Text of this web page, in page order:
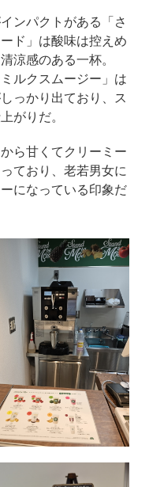
ンパクトがある「さ
ド」は酸味は控えめ
涼感のある一杯。
ルクスムージー」は
っかり出ており、ス
がりだ。
ら甘くてクリーミー
ており、老若男女に
になっている印象だ